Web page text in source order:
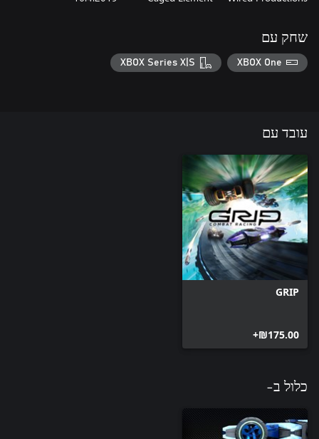
שחק עם
XBOX One
XBOX Series X|S
עובד עם
GRIP
‪₪‎175.00‬+
כלול ב-